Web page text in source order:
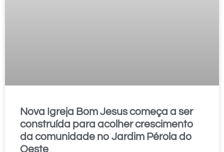
Nova Igreja Bom Jesus começa a ser
construída para acolher crescimento
da comunidade no Jardim Pérola do
Oeste